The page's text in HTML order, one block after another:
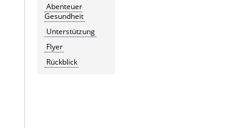
Abenteuer
Gesundheit
Unterstützung
Flyer
Rückblick